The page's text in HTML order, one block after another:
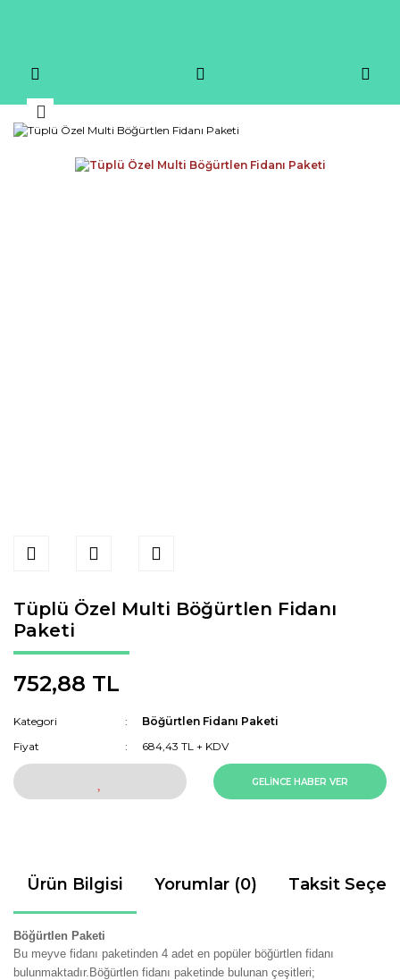
Tüplü Özel Multi Böğürtlen Fidanı
Paketi
752,88 TL
Kategori
Böğürtlen Fidanı Paketi
Fiyat
684,43 TL + KDV
GELİNCE HABER VER
Ürün Bilgisi Yorumlar (0) Taksit
Böğürtlen Paketi
Bu meyve fidanı paketinden 4 adet en popüler böğürtlen fidanı
bulunmaktadır.Böğürtlen fidanı paketinde bulunan çeşitleri;